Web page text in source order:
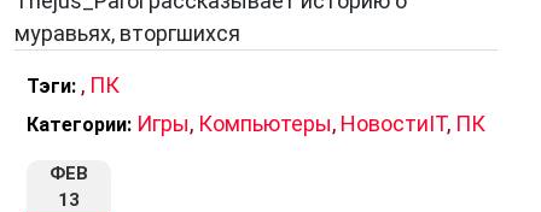
муравьях, вторгшихся
Тэги: , ПК
Категории: Игры, Компьютеры, НовостиIT, ПК
ФЕВ
13